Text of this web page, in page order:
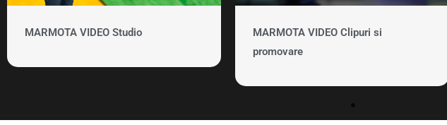
MARMOTA VIDEO Studio
MARMOTA VIDEO Clipuri si
promovare